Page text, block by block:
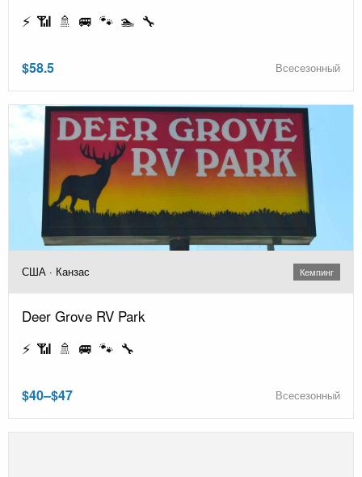
⚡ 📶 🚿 🚐 🐾 🏊 🔧
$58.5 Всесезонный
США · Канзас Кемпинг
Deer Grove RV Park
⚡ 📶 🚿 🚐 🐾 🔧
$40–$47 Всесезонный